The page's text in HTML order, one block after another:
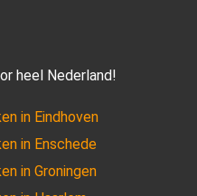
heel Nederland!
in Eindhoven
in Enschede
in Groningen